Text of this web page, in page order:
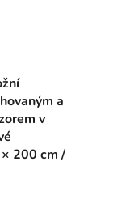
a
v
200 cm /